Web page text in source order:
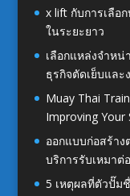
x lift กับการเลือ
ในระยะยาว
เลือกแหล่งจำห
ธุรกิจตัดเย็บแล
Muay Thai
Improving Your
ออกแบบก่อสร้าง
บริการรับเหมาต่
5 เหตุผลที่ตัวปั๊ม